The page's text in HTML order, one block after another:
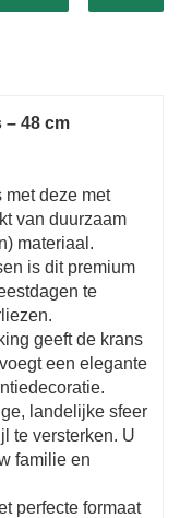
kerstkrans ziet
een attent
jaar van kunnen
van
boerderijkrans
bieden we een
– 48 cm
met deze met
van duurzaam
materiaal.
is dit premium
te
geeft de krans
een elegante
landelijke sfeer
te versterken. U
familie en
perfecte formaat